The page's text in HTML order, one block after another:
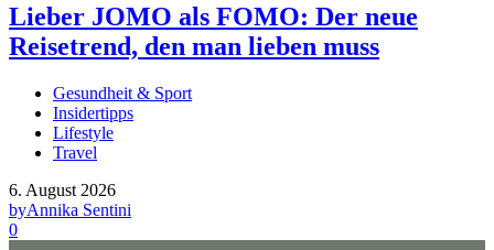
Lieber JOMO als FOMO: Der neue
Reisetrend, den man lieben muss
Gesundheit & Sport
Insidertipps
Lifestyle
Travel
6. August 2026
byAnnika Sentini
0